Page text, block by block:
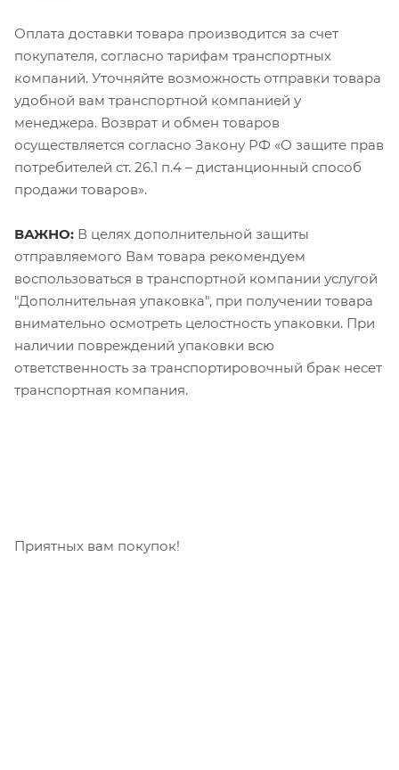
Оплата доставки товара производится за счет
покупателя, согласно тарифам транспортных
компаний. Уточняйте возможность отправки товара
удобной вам транспортной компанией у
менеджера. Возврат и обмен товаров
осуществляется согласно Закону РФ «О защите прав
потребителей ст. 26.1 п.4 – дистанционный способ
продажи товаров».
ВАЖНО: В целях дополнительной защиты
отправляемого Вам товара рекомендуем
воспользоваться в транспортной компании услугой
"Дополнительная упаковка", при получении товара
внимательно осмотреть целостность упаковки. При
наличии повреждений упаковки всю
ответственность за транспортировочный брак несет
транспортная компания.
Приятных вам покупок!